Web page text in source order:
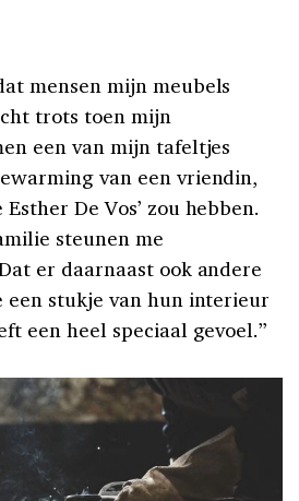
mensen mijn meubels
trots toen mijn
een van mijn tafeltjes
van een vriendin,
De Vos’ zou hebben.
steunen me
er daarnaast ook andere
een stukje van hun interieur
een heel speciaal gevoel.”